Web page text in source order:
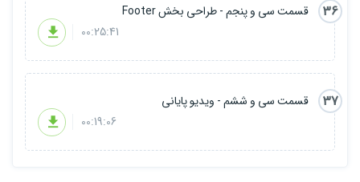
36
قسمت سی و پنجم - طراحی بخش Footer
00:25:41
37
قسمت سی و ششم - ویدیو پایانی
00:19:06